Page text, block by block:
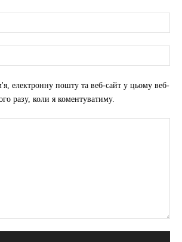
електронну пошту та веб-сайт у цьому веб-
разу, коли я коментуватиму.